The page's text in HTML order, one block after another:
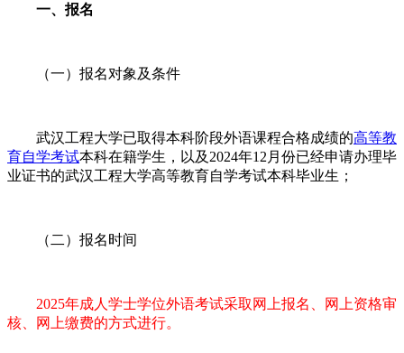
一、报名
（一）报名对象及条件
武汉工程大学已取得本科阶段外语课程合格成绩的高等教
育自学考试本科在籍学生，以及2024年12月份已经申请办理毕
业证书的武汉工程大学高等教育自学考试本科毕业生；
（二）报名时间
2025年成人学士学位外语考试采取网上报名、网上资格审
核、网上缴费的方式进行。